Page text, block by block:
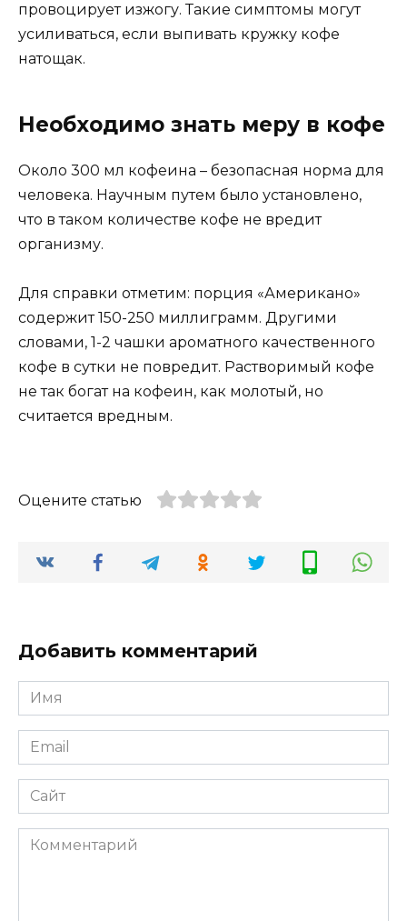
провоцирует изжогу. Такие симптомы могут
усиливаться, если выпивать кружку кофе
натощак.
Необходимо знать меру в кофе
Около 300 мл кофеина – безопасная норма для
человека. Научным путем было установлено,
что в таком количестве кофе не вредит
организму.
Для справки отметим: порция «Американо»
содержит 150-250 миллиграмм. Другими
словами, 1-2 чашки ароматного качественного
кофе в сутки не повредит. Растворимый кофе
не так богат на кофеин, как молотый, но
считается вредным.
Оцените статью
Добавить комментарий
Имя
*
Email
*
Сайт
Комментарий